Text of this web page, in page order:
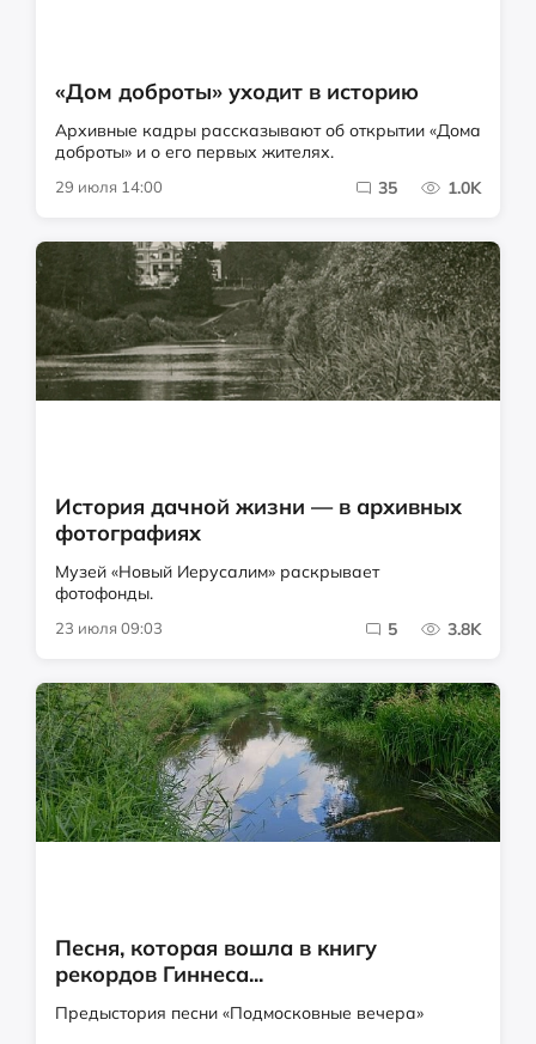
«Дом доброты» уходит в историю
Архивные кадры рассказывают об открытии «Дома
доброты» и о его первых жителях.
29 июля 14:00 35 1.0K
История дачной жизни — в архивных
фотографиях
Музей «Новый Иерусалим» раскрывает
фотофонды.
23 июля 09:03 5 3.8K
Песня, которая вошла в книгу
рекордов Гиннеса...
Предыстория песни «Подмосковные вечера»